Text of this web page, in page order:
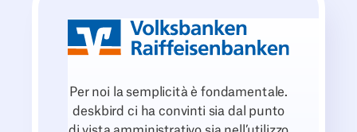
Per noi la semplicità è fondamentale.
deskbird ci ha convinti sia dal punto